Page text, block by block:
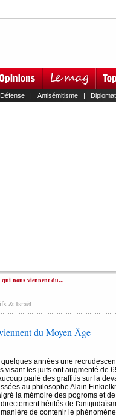
Défense| Antisémitisme|
qui nous viennent du...
& Israël
du Moyen Âge
années une
visant les juifs ont augmenté de
parlé des graffitis sur la
au philosophe Alain
la mémoire des pogroms et
hérités de
de contenir le